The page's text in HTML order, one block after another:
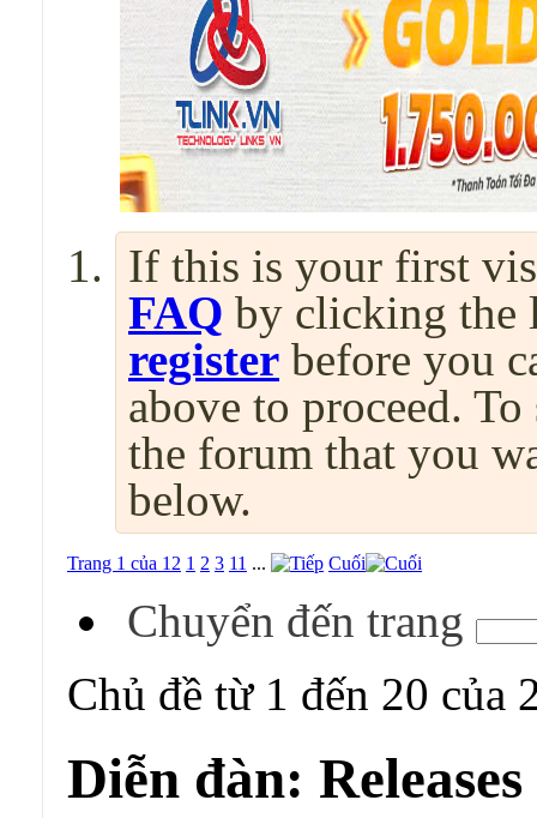
If this is your first
FAQ by clicking the
register before you
above to proceed.
the forum that you
below.
Trang 1 của 12 1 2 3 11 ... Cuối
Chuyển đến trang
Chủ đề từ 1 đến 20 của
Diễn đàn: Releases